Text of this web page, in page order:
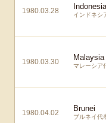
1980.03.28 Indonesia
インドネシ
1980.03.30 Malaysia
マレーシア
1980.04.02 Brunei
ブルネイ代